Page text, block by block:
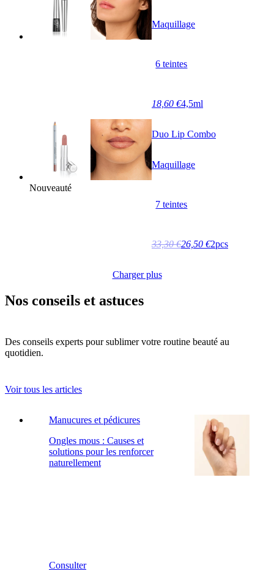
Maquillage
6 teintes
18,60 €4,5ml
Nouveauté
Duo Lip Combo
Maquillage
7 teintes
33,30 €26,50 €2pcs
Charger plus
Nos conseils et astuces
Des conseils experts pour sublimer votre routine beauté au
quotidien.
Voir tous les articles
Manucures et pédicures
Ongles mous : Causes et
solutions pour les renforcer
naturellement
Consulter